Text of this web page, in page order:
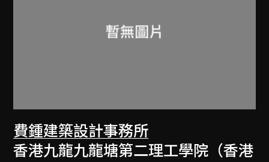
費鍾建築設計事務所
香港九龍九龍塘第二理工學院（香港